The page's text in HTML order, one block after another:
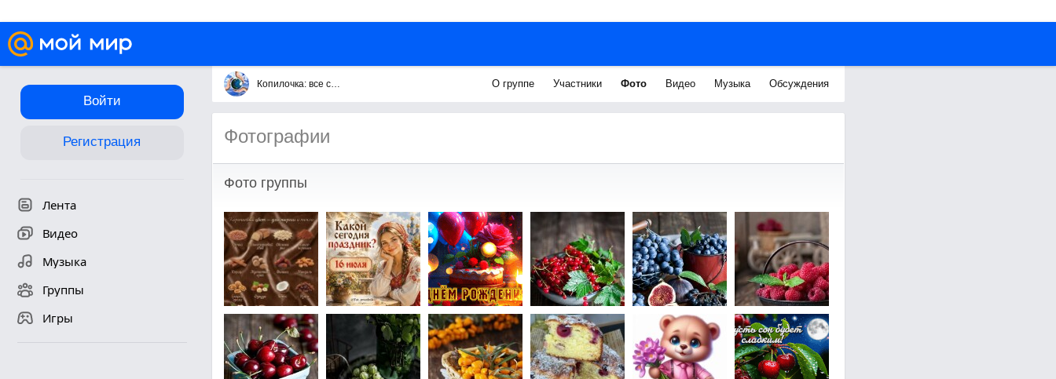
Войти
Регистрация
Лента
Видео
Музыка
Группы
Игры
Копилочка: все самое интересное,полезное, красивое!!! О группе Участники Фото Видео Музыка Обсуждения
Фотографии
Фото группы